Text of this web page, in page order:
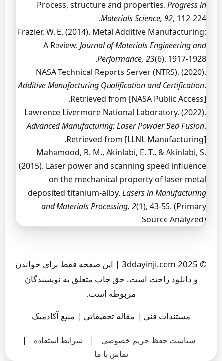
Process, structure and properties. Progress in
Materials Science, 92, 112-224.
Frazier, W. E. (2014). Metal Additive Manufacturing:
A Review. Journal of Materials Engineering and
Performance, 23(6), 1917-1928.
NASA Technical Reports Server (NTRS). (2020).
Additive Manufacturing Qualification and Certification.
Retrieved from [NASA Public Access].
Lawrence Livermore National Laboratory. (2022).
Advanced Manufacturing: Laser Powder Bed Fusion.
Retrieved from [LLNL Manufacturing].
Mahamood, R. M., Akinlabi, E. T., & Akinlabi, S.
(2015). Laser power and scanning speed influence
on the mechanical property of laser metal
deposited titanium-alloy. Lasers in Manufacturing
and Materials Processing, 2(1), 43-55. (Primary
Source Analyzed)
© 2025 3ddayinji.com | این صفحه فقط برای خواندن
و دانلود راحت است. حق چاپ متعلق به نویسندگان
مربوطه است.
مستندات فنی | مقاله تحقیقاتی | منبع آکادمیک
سیاست حفظ حریم خصوصی | شرایط استفاده
|
تماس با ما